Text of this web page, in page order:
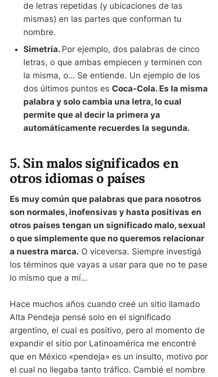
de letras repetidas (y ubicaciones de las
mismas) en las partes que conforman tu
nombre.
Simetría. Por ejemplo, dos palabras de cinco
letras, o que ambas empiecen y terminen con
la misma, o… Se entiende. Un ejemplo de los
dos últimos puntos es Coca-Cola. Es la misma
palabra y solo cambia una letra, lo cual
permite que al decir la primera ya
automáticamente recuerdes la segunda.
5. Sin malos significados en
otros idiomas o países
Es muy común que palabras que para nosotros
son normales, inofensivas y hasta positivas en
otros países tengan un significado malo, sexual
o que simplemente que no queremos relacionar
a nuestra marca. O viceversa. Siempre investigá
los términos que vayas a usar para que no te pase
lo mismo que a mí…
Hace muchos años cuando creé un sitio llamado
Alta Pendeja pensé solo en el significado
argentino, el cual es positivo, pero al momento de
expandir el sitio por Latinoamérica me encontré
que en México «pendeja» es un insulto, motivo por
el cual no llegaba tanto tráfico. Cambié el nombre